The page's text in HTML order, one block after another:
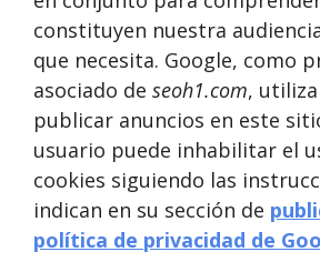
constituyen nuestra
que necesita. Google, como
asociado de seoh1.com,
publicar anuncios en este
usuario puede inhabilitar el
cookies siguiendo las
indican en su sección de
política de privacidad de